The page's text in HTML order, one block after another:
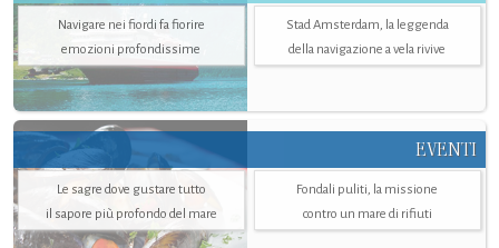
Navigare nei fiordi fa fiorire
emozioni profondissime
Stad Amsterdam, la leggenda
della navigazione a vela rivive
EVENTI
Le sagre dove gustare tutto
il sapore più profondo del mare
Fondali puliti, la missione
contro un mare di rifiuti